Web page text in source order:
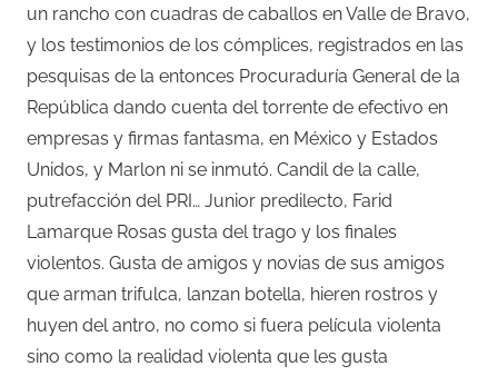
un rancho con cuadras de caballos en Valle de Bravo,
y los testimonios de los cómplices, registrados en las
pesquisas de la entonces Procuraduría General de la
República dando cuenta del torrente de efectivo en
empresas y firmas fantasma, en México y Estados
Unidos, y Marlon ni se inmutó. Candil de la calle,
putrefacción del PRI… Junior predilecto, Farid
Lamarque Rosas gusta del trago y los finales
violentos. Gusta de amigos y novias de sus amigos
que arman trifulca, lanzan botella, hieren rostros y
huyen del antro, no como si fuera película violenta
sino como la realidad violenta que les gusta